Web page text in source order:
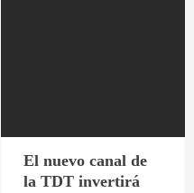
El nuevo canal de
la TDT invertirá